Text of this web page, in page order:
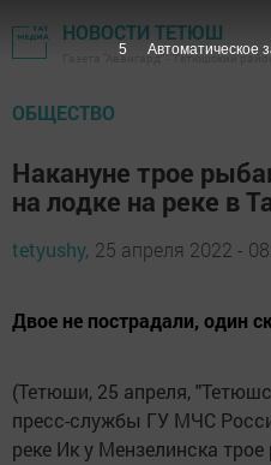
НОВОСТИ ТЕТЮШ
Газета "Авангард" - Тетюшский
ОБЩЕСТВО
Накануне трое
на лодке на реке в
tetyushy, 25 апреля 2022 -
Двое не пострадали, один
(Тетюши, 25 апреля,
пресс-службы ГУ МЧС
реке Ик у Мензелинска
5 Автоматическое